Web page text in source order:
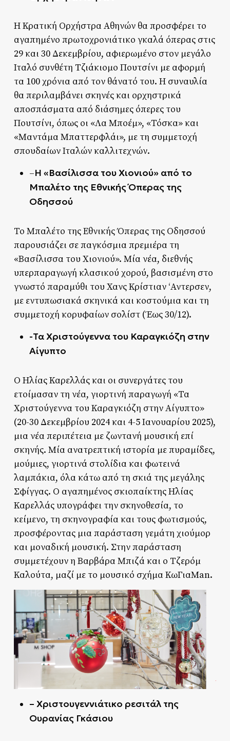
Η Κρατική Ορχήστρα Αθηνών θα προσφέρει το
αγαπημένο πρωτοχρονιάτικο γκαλά όπερας στις
29 και 30 Δεκεμβρίου, αφιερωμένο στον μεγάλο
Ιταλό συνθέτη Tζιάκιομο Πουτσίνι με αφορμή
τα 100 χρόνια από τον θάνατό του. Η συναυλία
θα περιλαμβάνει σκηνές και ορχηστρικά
αποσπάσματα από διάσημες όπερες του
Πουτσίνι, όπως οι «Λα Μποέμ», «Τόσκα» και
«Μαντάμα Μπαττερφλάι», με τη συμμετοχή
σπουδαίων Ιταλών καλλιτεχνών.
–Η «Βασίλισσα του Χιονιού» από το
Μπαλέτο της Εθνικής Όπερας της
Οδησσού
Το Μπαλέτο της Εθνικής Όπερας της Οδησσού
παρουσιάζει σε παγκόσμια πρεμιέρα τη
«Βασίλισσα του Χιονιού». Μία νέα, διεθνής
υπερπαραγωγή κλασικού χορού, βασισμένη στο
γνωστό παραμύθι του Χανς Κρίστιαν ‘Αντερσεν,
με εντυπωσιακά σκηνικά και κοστούμια και τη
συμμετοχή κορυφαίων σολίστ (Έως 30/12).
-Τα Χριστούγεννα του Καραγκιόζη στην
Αίγυπτο
Ο Ηλίας Καρελλάς και οι συνεργάτες του
ετοίμασαν τη νέα, γιορτινή παραγωγή «Τα
Χριστούγεννα του Καραγκιόζη στην Αίγυπτο»
(20-30 Δεκεμβρίου 2024 και 4-5 Ιανουαρίου 2025),
μια νέα περιπέτεια με ζωντανή μουσική επί
σκηνής. Μία ανατρεπτική ιστορία με πυραμίδες,
μούμιες, γιορτινά στολίδια και φωτεινά
λαμπάκια, όλα κάτω από τη σκιά της μεγάλης
Σφίγγας. Ο αγαπημένος σκιοπαίκτης Ηλίας
Καρελλάς υπογράφει την σκηνοθεσία, το
κείμενο, τη σκηνογραφία και τους φωτισμούς,
προσφέροντας μια παράσταση γεμάτη χιούμορ
και μοναδική μουσική. Στην παράσταση
συμμετέχουν η Βαρβάρα Μπιζά και ο Τζερόμ
Καλούτα, μαζί με το μουσικό σχήμα ΚωΓιαMan.
– Χριστουγεννιάτικο ρεσιτάλ της
Ουρανίας Γκάσιου